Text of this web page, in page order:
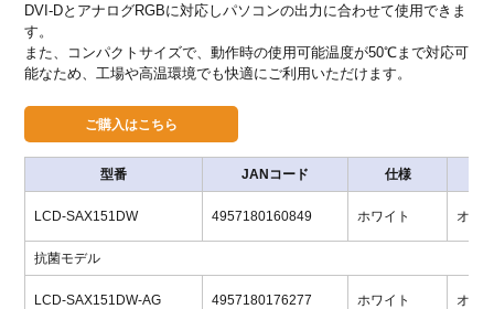
DVI-DとアナログRGBに対応しパソコンの出力に合わせて使用できま
す。
また、コンパクトサイズで、動作時の使用可能温度が50℃まで対応可
能なため、工場や高温環境でも快適にご利用いただけます。
型番 JANコード 仕様
LCD-SAX151DW 4957180160849 ホワイト オー
抗菌モデル
LCD-SAX151DW-AG 4957180176277 ホワイト オー